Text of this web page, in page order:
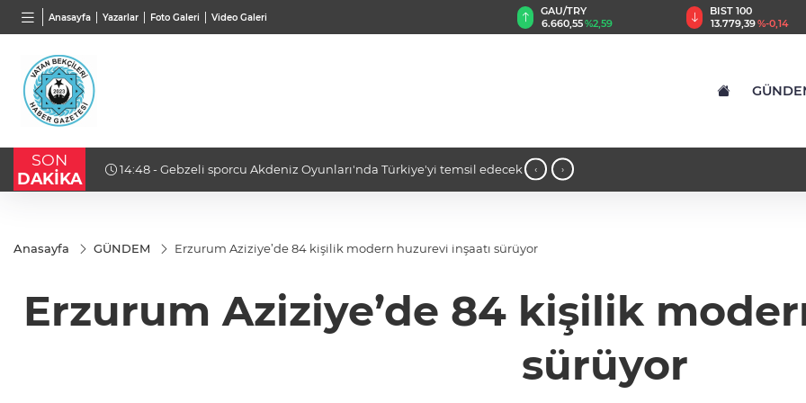
Anasayfa Yazarlar Foto Galeri Video Galeri
BGN
27,9743%-0,22
VND
0,0018%0,32
BIST 100
13.779,39%-0,14
USD
47,6787%0,18
SON
DAKİKA
edecek 14:16 - İş insanı Ali Bıdı'dan sağlıklı yaşam üzerine dikkat çeken ‹ ›
Anasayfa GÜNDEM Erzurum Aziziye’de 84 kişilik modern huzurevi inşaatı sürüyor
Erzurum Aziziye’de 84 kişilik
sürüyor